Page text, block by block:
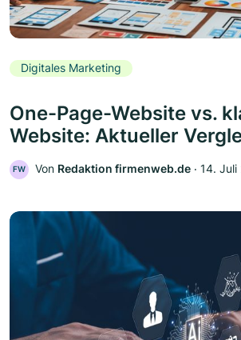
Digitales Marketing
One-Page-Website vs.
Website: Aktueller
FW Von Redaktion firmenweb.de ‧ 14. Juli